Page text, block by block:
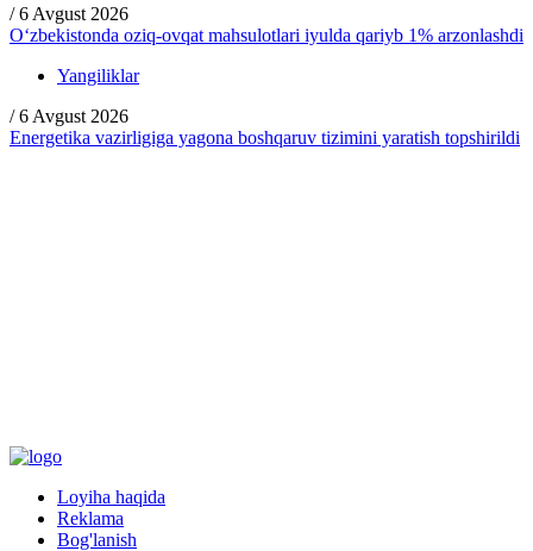
/ 6 Avgust 2026
O‘zbekistonda oziq-ovqat mahsulotlari iyulda qariyb 1% arzonlashdi
Yangiliklar
/ 6 Avgust 2026
Energetika vazirligiga yagona boshqaruv tizimini yaratish topshirildi
Loyiha haqida
Reklama
Bog'lanish